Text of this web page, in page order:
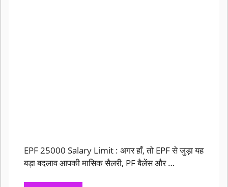
EPF 25000 Salary Limit : अगर हाँ, तो EPF से जुड़ा यह
बड़ा बदलाव आपकी मासिक सैलरी, PF बैलेंस और …